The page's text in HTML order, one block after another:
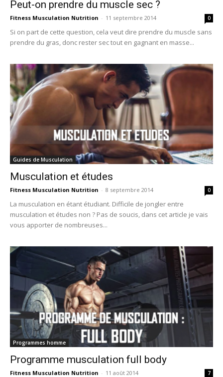
Peut-on prendre du muscle sec ?
Fitness Musculation Nutrition - 11 septembre 2014 0
Si on part de cette question, cela veut dire prendre du muscle sans
prendre du gras, donc rester sec tout en gagnant en masse...
Guides de Musculation
Musculation et études
Fitness Musculation Nutrition - 8 septembre 2014 0
La musculation en étant étudiant. Difficile de jongler entre
musculation et études non ? Pas de soucis, dans cet article je vais
vous apporter de nombreuses...
Programmes homme
Programme musculation full body
Fitness Musculation Nutrition - 11 août 2014 7